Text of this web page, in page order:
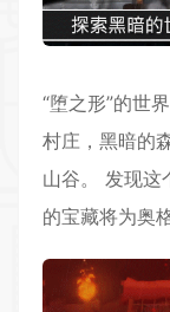
“堕之形”的世
村庄，黑暗的
山谷。 发现这
的宝藏将为奥